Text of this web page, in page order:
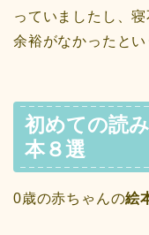
っていましたし、
余裕がなかったと
初めての読
本８選
0歳の赤ちゃんの絵